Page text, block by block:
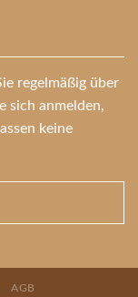
regelmäßig über
sich anmelden,
keine
AGB